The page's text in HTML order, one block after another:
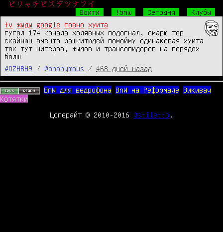
ビリャチピスデツナフイ
Войти
!bnw Сегодня
Клубы
tv
жыды google говно
хуита
гугол 174 конала холявных подогнал, смарю тер
скайнюц вмецто рашкитюдей помойму одинаковая хуита
ток тут нигеров, жыдов и трансопидоров на порядох
болш
#OZHBH9
/ @anonymous / 468 дней назад
BnW для ведрофона BnW на Реформале
Викивач
Котятки
Цоперайт © 2010-2016 @stiletto